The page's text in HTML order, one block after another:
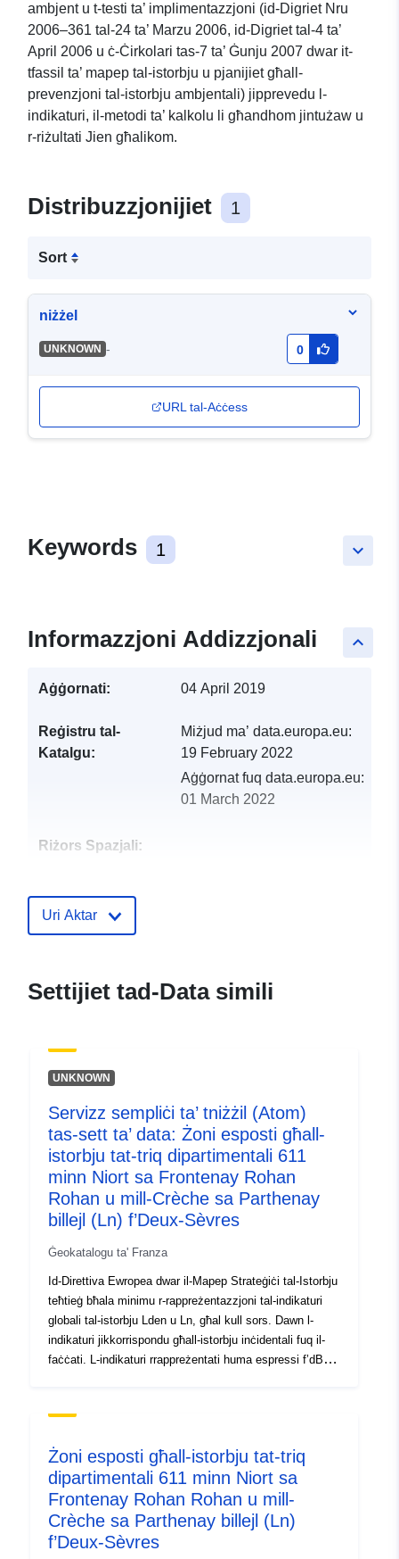
ambjent u t-testi ta’ implimentazzjoni (id-Digriet Nru
2006–361 tal-24 ta’ Marzu 2006, id-Digriet tal-4 ta’
April 2006 u ċ-Ċirkolari tas-7 ta’ Ġunju 2007 dwar it-
tfassil ta’ mapep tal-istorbju u pjanijiet għall-
prevenzjoni tal-istorbju ambjentali) jipprevedu l-
indikaturi, il-metodi ta’ kalkolu li għandhom jintużaw u
r-riżultati Jien għalikom.
Distribuzzjonijiet 1
Sort
niżżel
UNKNOWN - 0
URL tal-Aċċess
keyboard_arrow_down
Keywords 1
keyboard_arrow_up
Informazzjoni Addizzjonali
Aġġornati: 04 April 2019
Reġistru tal-
Katalgu:
Miżjud ma’ data.europa.eu:
19 February 2022
Aġġornat fuq data.europa.eu:
01 March 2022
Riżors Spazjali:
33c6acbb17c5
Tip:
Riżorsa:
http://inspire.ec.europa.eu/
codelist/SpatialDataServiceType/
Uri Aktar
Settijiet tad-Data simili
UNKNOWN
Servizz sempliċi ta’ tniżżil (Atom)
tas-sett ta’ data: Żoni esposti għall-
istorbju tat-triq dipartimentali 611
minn Niort sa Frontenay Rohan
Rohan u mill-Crèche sa Parthenay
billejl (Ln) f’Deux-Sèvres
Ġeokatalogu ta' Franza
Id-Direttiva Ewropea dwar il-Mapep Strateġiċi tal-Istorbju
teħtieġ bħala minimu r-rappreżentazzjoni tal-indikaturi
globali tal-istorbju Lden u Ln, għal kull sors. Dawn l-
indikaturi jikkorrispondu għall-istorbju inċidentali fuq il-
faċċati. L-indikaturi rrappreżentati huma espressi f’dB(A)
tal-infrastruttura tat-trasport fuq l-art billejl (Ln) bl-użu ta’
50 dB(A). Ir-rotot ikkonċernati huma r-rotta de la
Rochelle, it-triq nazzjonali Kadore u t-triq minn Pariġi sa
Niort. Il-Ln huwa l-livell medju tal-ħoss li jiżola l-perjodu
ta’ billejl (22h-6h). Jista’ jkun assoċjat mar-riskju ta’
tħarbit fl-irqad. L-Artikoli L572–1 sa 11 tal-Kodiċi dwar l-
Żoni esposti għall-istorbju tat-triq
dipartimentali 611 minn Niort sa
Frontenay Rohan Rohan u mill-
Crèche sa Parthenay billejl (Ln)
f’Deux-Sèvres